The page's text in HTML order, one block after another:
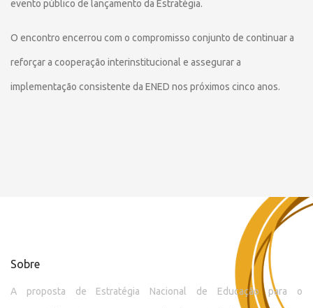
evento público de lançamento da Estratégia.
O encontro encerrou com o compromisso conjunto de continuar a
reforçar a cooperação interinstitucional e assegurar a
implementação consistente da ENED nos próximos cinco anos.
Sobre
A proposta de Estratégia Nacional de Educação para o